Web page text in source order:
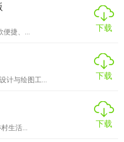
便捷、...
下载
计与绘图工...
下载
《我的乡村生活...
下载